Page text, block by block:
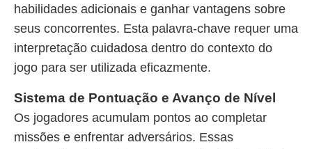
habilidades adicionais e ganhar vantagens sobre
seus concorrentes. Esta palavra-chave requer uma
interpretação cuidadosa dentro do contexto do
jogo para ser utilizada eficazmente.
Sistema de Pontuação e Avanço de Nível
Os jogadores acumulam pontos ao completar
missões e enfrentar adversários. Essas